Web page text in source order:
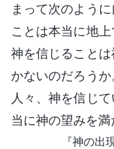
まって次のよう
ことは本当に地
神を信じること
かないのだろう
人々、神を信じ
当に神の望みを満
『神の出